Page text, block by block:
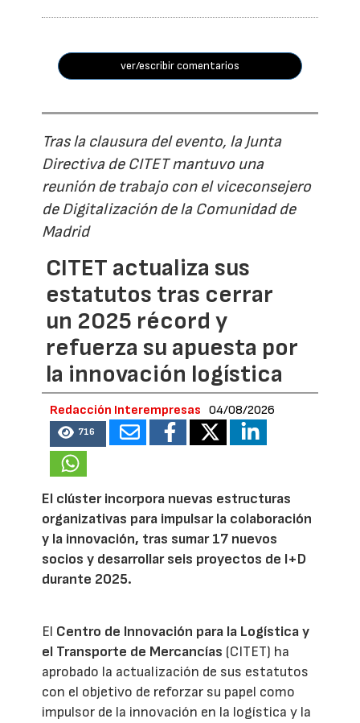
ver/escribir comentarios
Tras la clausura del evento, la Junta
Directiva de CITET mantuvo una
reunión de trabajo con el viceconsejero
de Digitalización de la Comunidad de
Madrid
CITET actualiza sus
estatutos tras cerrar
un 2025 récord y
refuerza su apuesta por
la innovación logística
Redacción Interempresas 04/08/2026
716
El clúster incorpora nuevas estructuras
organizativas para impulsar la colaboración
y la innovación, tras sumar 17 nuevos
socios y desarrollar seis proyectos de I+D
durante 2025.
El Centro de Innovación para la Logística y
el Transporte de Mercancías (CITET) ha
aprobado la actualización de sus estatutos
con el objetivo de reforzar su papel como
impulsor de la innovación en la logística y la